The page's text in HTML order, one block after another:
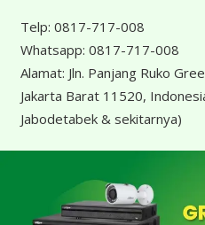
Telp: 0817-717-008
Whatsapp: 0817-717-008
Alamat: Jln. Panjang Ruko
Jakarta Barat 11520,
Jabodetabek & sekitarnya)